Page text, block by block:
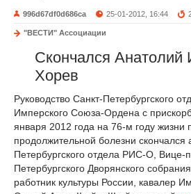
996d67df0d686ca 25-01-2012, 16:44
"ВЕСТИ" Ассоциации
Скончался Анатолий
Хорев
Руководство Санкт-Петербургского
Имперского Союза-Ордена с
января 2012 года на 76-м году жизни
продолжительной болезни скончался
Петербургского отдела РИС-О, Вице-
Петербургского Дворянского
работник культуры России, кавалер